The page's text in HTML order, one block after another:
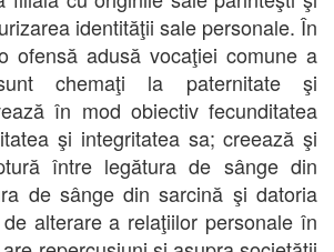
identităţii sale personale. În
ofensă adusă vocaţiei comune a
chemaţi la paternitate şi
în mod obiectiv fecunditatea
şi integritatea sa; creează şi
între legătura de sânge din
de sânge din sarcină şi datoria
alterare a relaţiilor personale în